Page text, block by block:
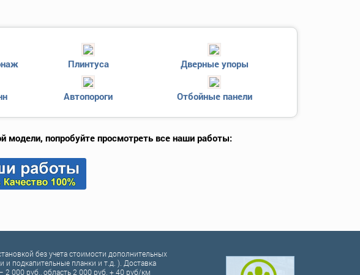
Плинтуса Дверные упоры
Автопороги Отбойные панели
попробуйте просмотреть все наши работы:
без учета стоимости дополнительных
подкапительные планки и т.д. ). Доставка
2 000 руб., область 2 000 руб. + 40 руб/км